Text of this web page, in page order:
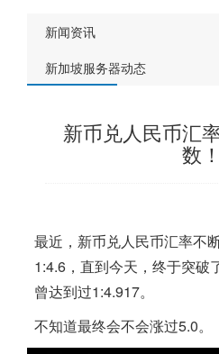
新闻资讯
新加坡服务器动态
新币兑人民币汇
数！
最近，新币兑人民币汇率不
1:4.6，直到今天，终于突破
曾达到过1:4.917。
不知道最终会不会涨过5.0。